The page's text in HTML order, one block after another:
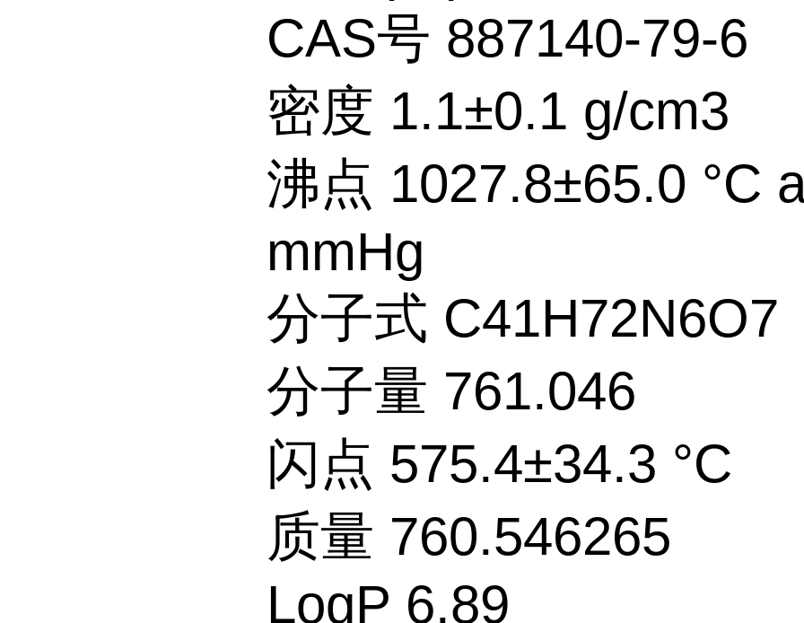
CAS号 887140-79-6
密度 1.1±0.1 g/cm3
沸点 1027.8±65.0 °C
mmHg
分子式 C41H72N6O7
分子量 761.046
闪点 575.4±34.3 °C
质量 760.546265
LogP 6.89